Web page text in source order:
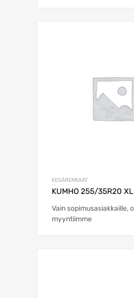
KESÄRENKAAT
KUMHO 255/35R20
Vain sopimusasiakkaille,
myyntiimme